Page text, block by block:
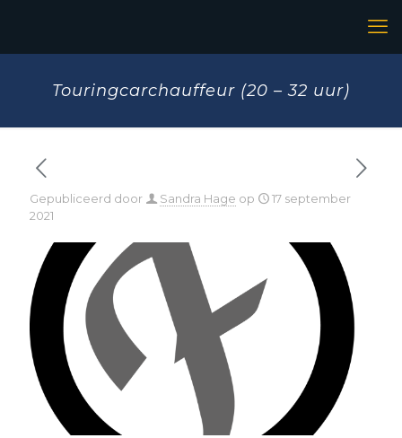
Touringcarchauffeur (20 – 32 uur)
Gepubliceerd door Sandra Hage op
17 september
2021